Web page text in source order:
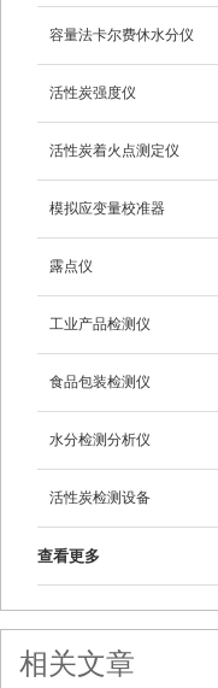
容量法卡尔费休水分仪
活性炭强度仪
活性炭着火点测定仪
模拟应变量校准器
露点仪
工业产品检测仪
食品包装检测仪
水分检测分析仪
活性炭检测设备
查看更多
相关文章